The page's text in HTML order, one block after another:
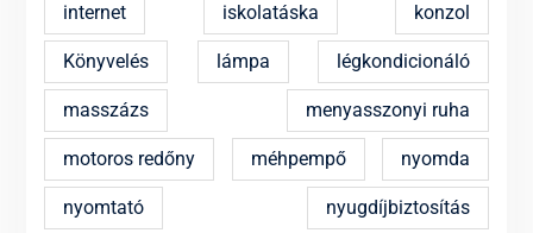
internet iskolatáska konzol
Könyvelés lámpa légkondicionáló
masszázs menyasszonyi ruha
motoros redőny méhpempő nyomda
nyomtató nyugdíjbiztosítás